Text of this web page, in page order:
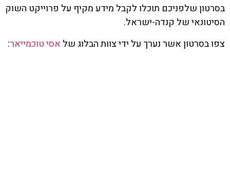
בסרטון שלפניכם תוכלו לקבל מידע מקיף על פרוייקט השוק
הסיטונאי של קנדה-ישראל.
צפו בסרטון אשר נערך על ידי צוות הבלוג של אסי טוכמייאר: